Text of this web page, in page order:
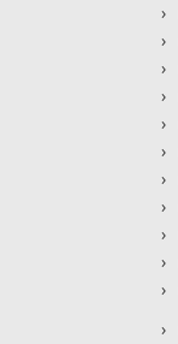
›
›
›
›
›
›
›
›
›
›
›
›